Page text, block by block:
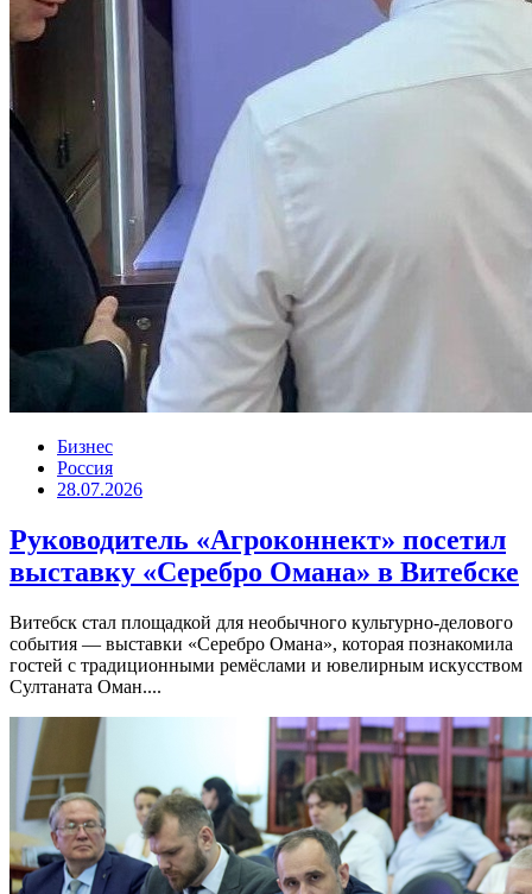
Бизнес
Россия
28.07.2026
Руководитель «Агроконнект» посетил
выставку «Серебро Омана» в Витебске
Витебск стал площадкой для необычного культурно-делового
события — выставки «Серебро Омана», которая познакомила
гостей с традиционными ремёслами и ювелирным искусством
Султаната Оман....